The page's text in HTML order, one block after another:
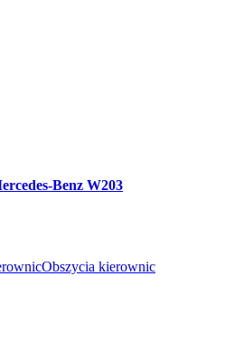
Benz W203
Obszycia kierownic